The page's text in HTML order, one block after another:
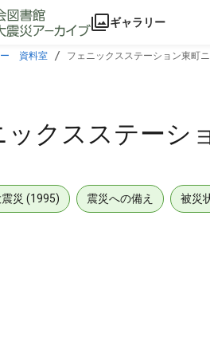
ギャラリー
ー 資料室 フェニックスステーション東町
ックスステーシ
震災 (1995) 震災への備え 被災